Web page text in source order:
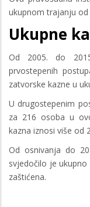
ukupnom trajanju od
Ukupne
Od 2005. do
prvostepenih
zatvorske kazne u
U drugostepenim
za 216 osoba u
kazna iznosi više od
Od osnivanja do
svjedočilo je
zaštićena.